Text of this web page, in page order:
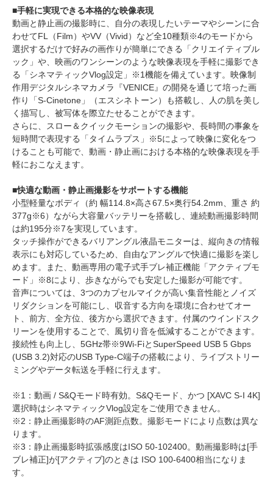
■手軽に実現できる本格的な映像表現
動画と静止画の撮影時に、自分の表現したいテーマやシーンに合
わせてFL（Film）やVV（Vivid）など全10種類※4のモードから
選択するだけで好みの画作りが簡単にできる「クリエイティブル
ック」や、映画のワンシーンのような映像表現を手軽に撮影でき
る「シネマティックVlog設定」※1機能を備えています。映像制
作用デジタルシネマカメラ『VENICE』の開発を通じて培った画
作り「S-Cinetone」（エスシネトーン）も搭載し、人の肌を美し
く描写し、被写体を際立たせることができます。
さらに、スロー＆クイックモーションの撮影や、長時間の事象を
短時間で表現する「タイムラプス」※5によって映像に変化をつ
けることも可能で、動画・静止画における本格的な映像表現を手
軽におこなえます。
■快適な動画・静止画撮影をサポートする機能
小型軽量なボディ（約 幅114.8×高さ67.5×奥行54.2mm、重さ 約
377g※6）ながら大容量バッテリーを搭載し、連続動画撮影時間
は約195分※7を実現しています。
タッチ操作ができるバリアングル液晶モニターは、縦向きの情報
表示にも対応しているため、自由なアングルで快適に撮影を楽し
めます。また、動画専用の電子式手ブレ補正機能「アクティブモ
ード」※8により、歩きながらでも安定した撮影が可能です。
音声については、3つのカプセルマイクが高い集音性能とノイズ
リダクションを可能にし、収音する方向を環境に合わせてオー
ト、前方、全方位、後方から選択できます。付属のウインドスク
リーンを使用することで、風切り音を低減することができます。
接続性も向上し、5GHz帯※9Wi-FiとSuperSpeed USB 5 Gbps
(USB 3.2)対応のUSB Type-C端子の搭載により、ライブストリー
ミングやデータ転送を手軽に行えます。
※1：動画 / S&Qモード時有効。S&Qモード、かつ [XAVC S-I 4K]
選択時はシネマティックVlog設定をご使用できません。
※2：静止画撮影時のAF測距点数。撮影モードにより点数は異な
ります。
※3：静止画撮影時拡張感度はISO 50-102400。動画撮影時は[手
ブレ補正]が[アクティブ]のときは ISO 100-6400相当になりま
す。